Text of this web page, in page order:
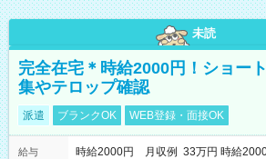
未読
完全在宅＊時給2000円！ショー
集やテロップ確認
派遣 ブランクOK WEB登録・面接OK
給与
時給2000円 月収例 33万円 時給